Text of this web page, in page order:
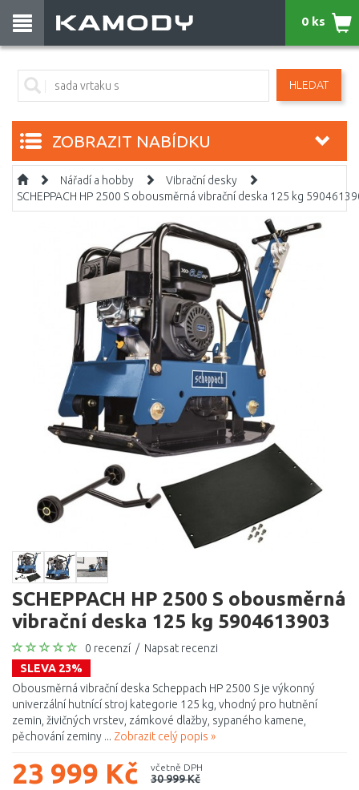
HLEDAT
0 ks
ZOBRAZIT NABÍDKU
Nářadí a hobby
Vibrační desky
SCHEPPACH HP 2500 S obousměrná vibrační deska 125 kg
SCHEPPACH HP 2500 S obousměrná
vibrační deska 125 kg 5904613903
0 recenzí / Napsat recenzi
SLEVA 23%
Obousměrná vibrační deska Scheppach HP 2500 S je výkonný
univerzální hutnící stroj kategorie 125 kg, vhodný pro hutnění
zemin, živičných vrstev, zámkové dlažby, sypaného kamene,
pěchování zeminy ... Zobrazit celý popis »
23 999 Kč včetně DPH
30 999 Kč